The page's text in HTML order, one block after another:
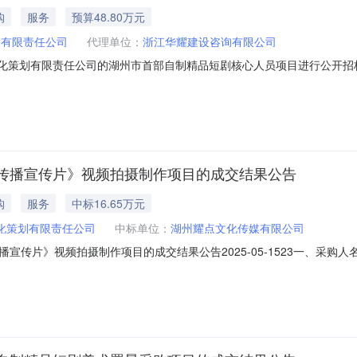
服务
预算48.80万元
限责任公司
代理单位： 浙江华耀建设咨询有限公司
划有限责任公司的湖州市首部自制精品短剧核心人员项目进行公开
宣传片》视频拍摄制作项目的成交结果公告
服务
中标16.65万元
策划有限责任公司
中标单位： 湖州耀点文化传媒有限公司
宣传片》视频拍摄制作项目的成交结果公告2025-05-1523一、采购